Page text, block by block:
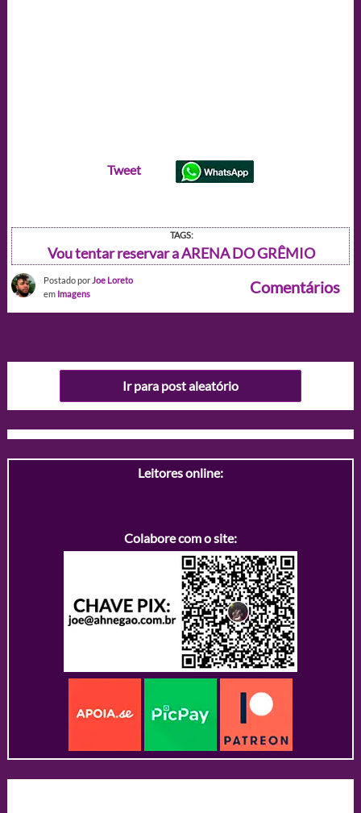
Tweet
TAGS:
Vou tentar reservar a ARENA DO GRÊMIO
Postado por Joe Loreto
em Imagens Comentários
Ir para post aleatório
Leitores online:
Colabore com o site: